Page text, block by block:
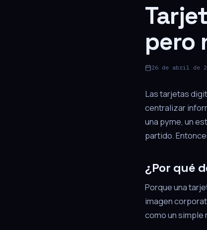
pero
26 de abril de
Las tarjetas
centralizar
una pyme, un
partido.
¿Por qué
Porque una
imagen
como un simple